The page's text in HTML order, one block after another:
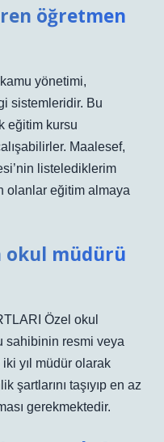
öğretmen
yönetimi,
sistemleridir. Bu
eğitim kursu
Maalesef,
listelediklerim
olanlar eğitim almaya
okul müdürü
Özel okul
sahibinin resmi veya
yıl müdür olarak
şartlarını taşıyıp en az
gerekmektedir.